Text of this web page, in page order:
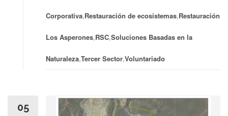
Corporativa,Restauración de ecosistemas,Restauración
Los Asperones,RSC,Soluciones Basadas en la
Naturaleza,Tercer Sector,Voluntariado
05